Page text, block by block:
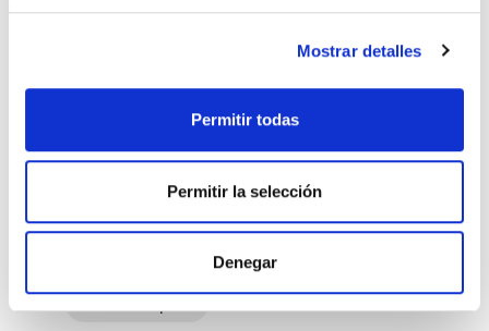
Mostrar detalles
Permitir todas
Permitir la selección
Denegar
Stock:-
Comprar
Opiniones de clientes
0
0 opiniones